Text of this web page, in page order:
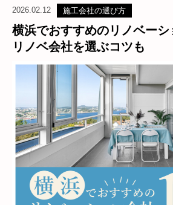
2026.02.12 施工会社の選び方
横浜でおすすめのリノベーシ
リノベ会社を選ぶコツも